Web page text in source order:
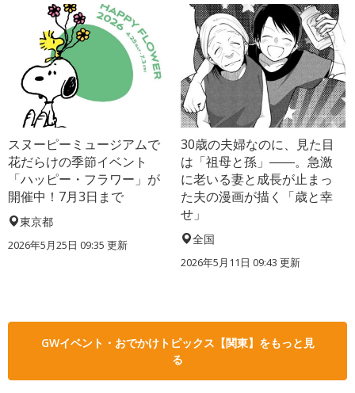
スヌーピーミュージアムで
花だらけの季節イベント
「ハッピー・フラワー」が
開催中！7月3日まで
東京都
2026年5月25日 09:35 更新
30歳の夫婦なのに、見た目
は「祖母と孫」――。急激
に老いる妻と成長が止まっ
た夫の漫画が描く「歳と幸
せ」
全国
2026年5月11日 09:43 更新
GWイベント・おでかけトピックス【関東】をもっと見
る